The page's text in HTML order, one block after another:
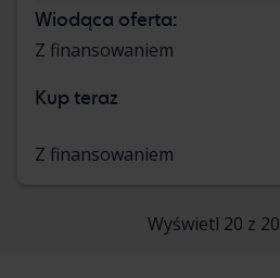
Wiodąca oferta:
Z finansowaniem
Kup teraz
Z finansowaniem
Wyświetl 20 z